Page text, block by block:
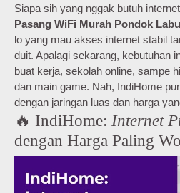
Siapa sih yang nggak butuh
Pasang WiFi Murah Pondok Labu
lo yang mau akses internet stabil
duit. Apalagi sekarang, kebutuhan
buat kerja, sekolah online, sampe
dan main game. Nah, IndiHome
dengan jaringan luas dan harga
🔥 IndiHome: Internet
dengan Harga Paling